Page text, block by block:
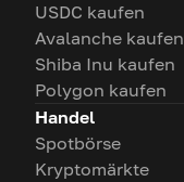
USDC kaufen
Avalanche kaufen
Shiba Inu kaufen
Polygon kaufen
Handel
Spotbörse
Kryptomärkte